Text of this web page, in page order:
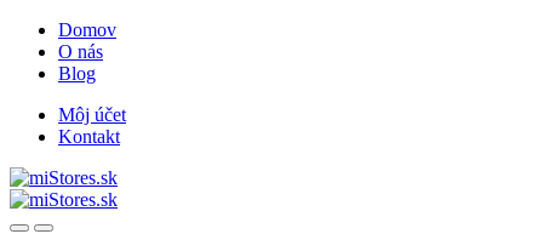
Skip
navigation
Skip
content
Domov
O nás
Blog
Môj účet
Kontakt
OpenClose